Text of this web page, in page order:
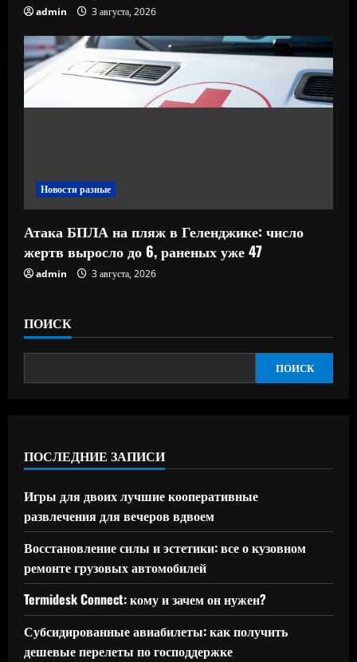
admin 3 августа, 2026
Новости разные
Атака БПЛА на пляж в Геленджике: число
жертв выросло до 6, раненых уже 47
admin 3 августа, 2026
ПОИСК
ПОИСК
ПОСЛЕДНИЕ ЗАПИСИ
Игры для двоих лучшие кооперативные
развлечения для вечеров вдвоем
Восстановление силы и эстетики: все о кузовном
ремонте грузовых автомобилей
Termidesk Connect: кому и зачем он нужен?
Субсидированные авиабилеты: как получить
дешевые перелеты по господдержке